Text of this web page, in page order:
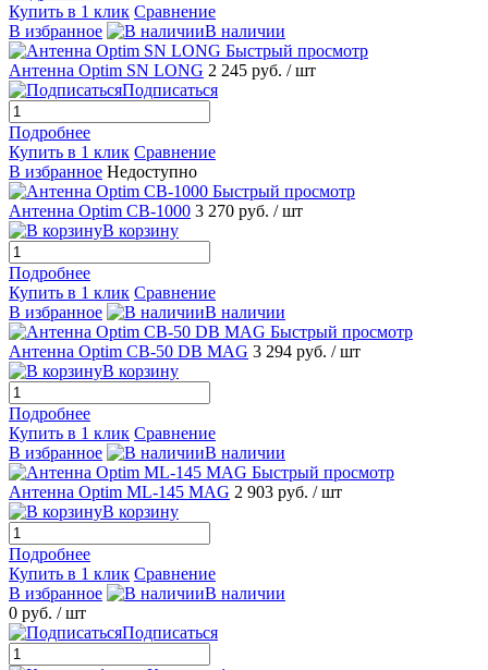
Купить в 1 клик Сравнение
В избранное
В наличии
Быстрый просмотр
Антенна Optim SN LONG 2 245 руб. / шт
Подписаться
Подробнее
Купить в 1 клик Сравнение
В избранное Недоступно
Быстрый просмотр
Антенна Optim CB-1000 3 270 руб. / шт
В корзину
Подробнее
Купить в 1 клик Сравнение
В избранное
В наличии
Быстрый просмотр
Антенна Optim CB-50 DB MAG 3 294 руб. / шт
В корзину
Подробнее
Купить в 1 клик Сравнение
В избранное
В наличии
Быстрый просмотр
Антенна Optim ML-145 MAG 2 903 руб. / шт
В корзину
Подробнее
Купить в 1 клик Сравнение
В избранное
В наличии
0 руб. / шт
Подписаться